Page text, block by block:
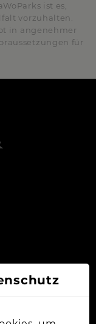
ist es,
vorzuhalten.
in angenehmer
für